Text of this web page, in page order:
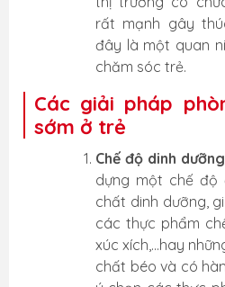
rất mạnh gây
đây là một quan
chăm sóc trẻ.
Các giải pháp
sớm ở trẻ
Chế độ dinh
dựng một chế độ
chất dinh dưỡng,
các thực phẩm
xúc xích,...hay
chất béo và có